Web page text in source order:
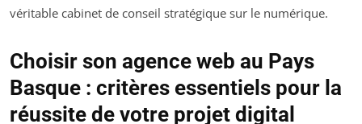
véritable cabinet de conseil stratégique sur le numérique.
Choisir son agence web au Pays
Basque : critères essentiels pour la
réussite de votre projet digital